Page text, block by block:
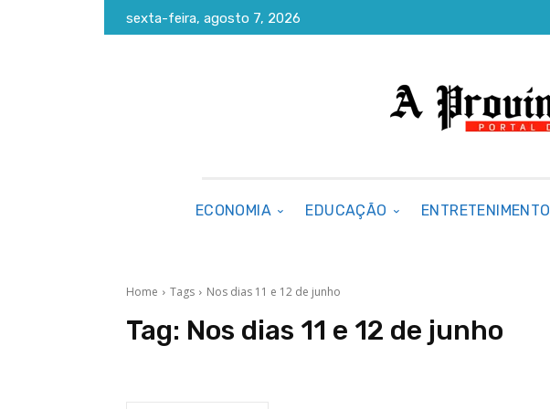
sexta-feira, agosto 7, 2026
ECONOMIA EDUCAÇÃO ENTRETENIMENTO
Home Tags Nos dias 11 e 12 de junho
Tag: Nos dias 11 e 12 de junho